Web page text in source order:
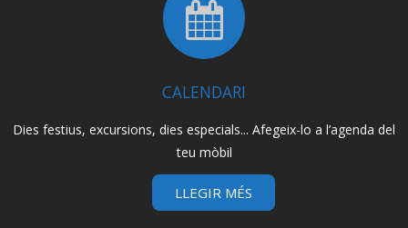
CALENDARI
Dies festius, excursions, dies especials... Afegeix-lo a l’agenda del
teu mòbil
LLEGIR MÉS